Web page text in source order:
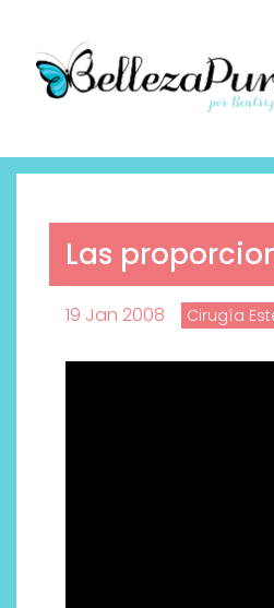
Las
19 Jan 2008 Cirugía